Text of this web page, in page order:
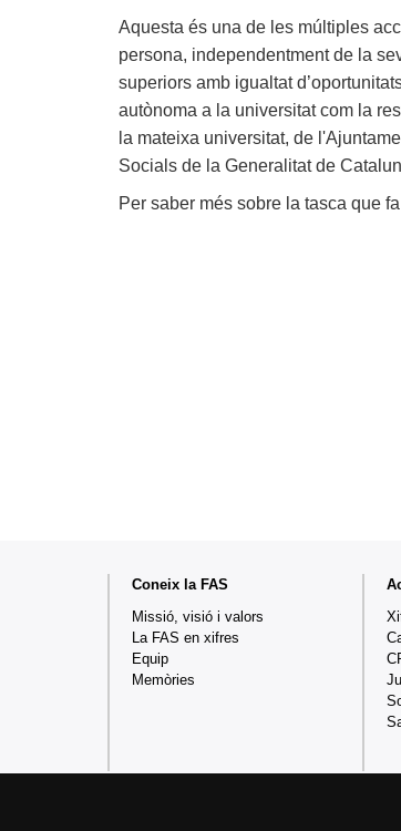
Aquesta és una de les múltiples
persona, independentment de la
superiors amb igualtat
autònoma a la universitat com la
la mateixa universitat, de
Socials de la Generalitat de
Per saber més sobre la tasca que
Coneix la FAS
Missió, visió i valors
La FAS en xifres
Equip
Memòries